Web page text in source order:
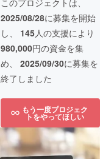
このプロジェクトは、
2025/08/28に募集を開始
し、 145人の支援により
980,000円の資金を集
め、 2025/09/30に募集を
終了しました
もう一度プロジェク
トをやってほしい